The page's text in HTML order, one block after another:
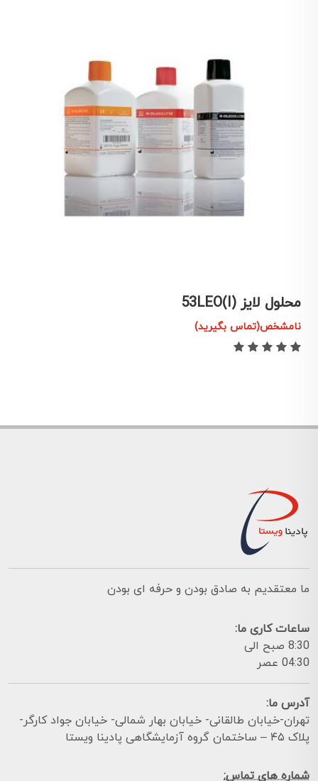
محلول لایز 53LEO(I)
نامشخص(تماس بگیرید)
ما معتقدیم به صادق بودن و حرفه ای بودن
ساعات کاری ما:
8:30 صبح الی
04:30 عصر
آدرس ما:
تهران-خیابان طالقانی- خیابان بهار شمالی- خیابان جواد کارگر-
پلاک ۴۵ – ساختمان گروه آزمایشگاهی پادینا ویستا
شماره های تماس: